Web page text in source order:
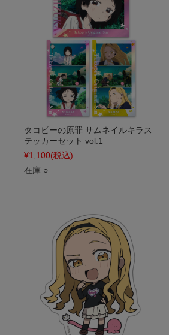
タコピーの原罪 サムネイルキラス
テッカーセット vol.1
¥1,100(税込)
在庫 ○